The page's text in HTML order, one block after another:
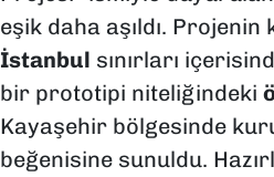
eşik daha aşıldı.
İstanbul sınırları
bir prototipi niteliğindeki
Kayaşehir bölgesinde
beğenisine sunuldu.